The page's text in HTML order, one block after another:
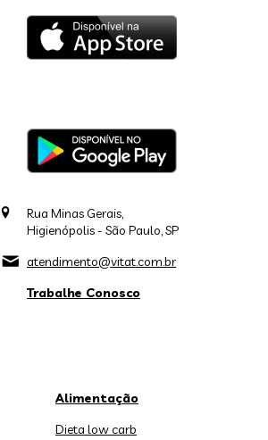
Rua Minas Gerais,
Higienópolis - São Paulo, SP
atendimento@vitat.com.br
Trabalhe Conosco
Alimentação
Dieta low carb